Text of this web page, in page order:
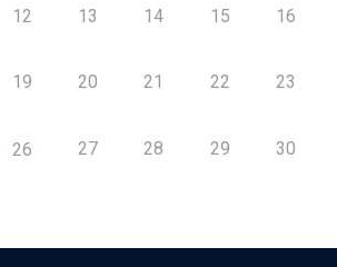
12 13 14 15 16
19 20 21 22 23
26 27 28 29 30